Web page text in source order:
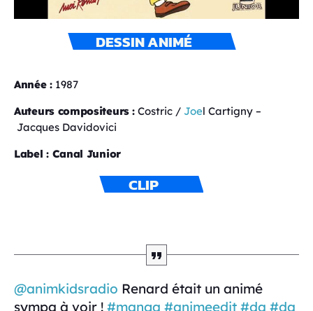
DESSIN ANIMÉ
Année : 1987
Auteurs compositeurs : Costric / Joel Cartigny –
Jacques Davidovici
Label : Canal Junior
CLIP
@animkidsradio Renard était un animé
sympa à voir ! #manga #animeedit #da #da